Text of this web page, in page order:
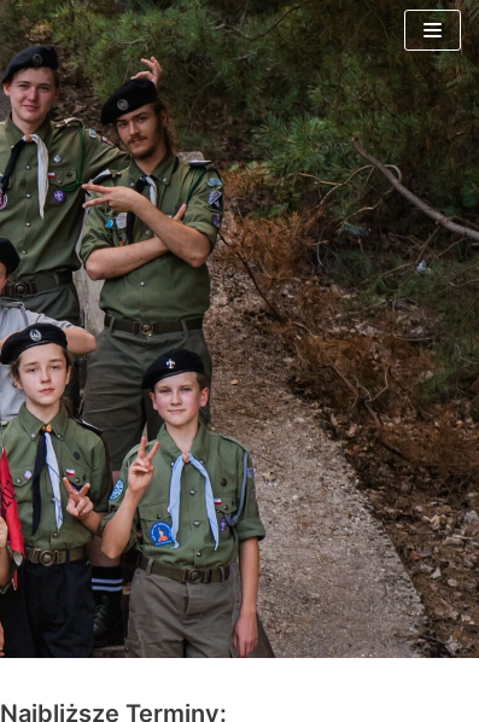
Najbliższe Terminy: